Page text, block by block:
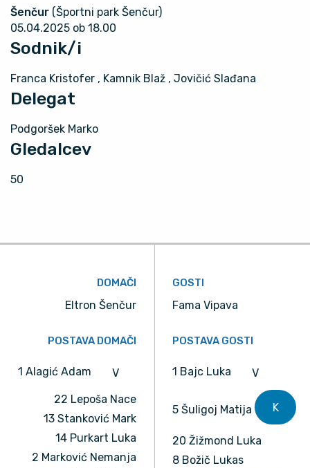
Šenčur (Športni park Šenčur)
05.04.2025 ob 18.00
Sodnik/i
Franca Kristofer , Kamnik Blaž , Jovičić Slađana
Delegat
Podgoršek Marko
Gledalcev
50
DOMAČI
Eltron Šenčur
GOSTI
Fama Vipava
POSTAVA DOMAČI
1 Alagić Adam V
22 Lepoša Nace
13 Stanković Mark
14 Purkart Luka
2 Marković Nemanja
POSTAVA GOSTI
1 Bajc Luka V
5 Šuligoj Matija K
20 Žižmond Luka
8 Božič Lukas